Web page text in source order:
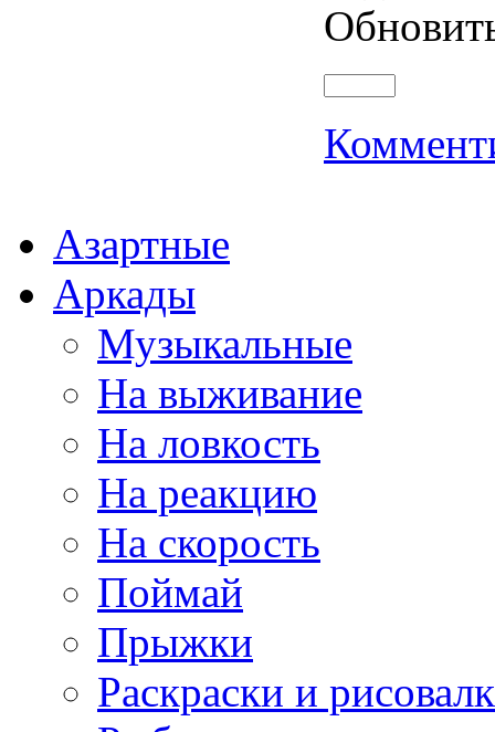
Азартные
Аркады
Музыкальные
На выживание
На ловкость
На реакцию
На скорость
Поймай
Прыжки
Раскраски и